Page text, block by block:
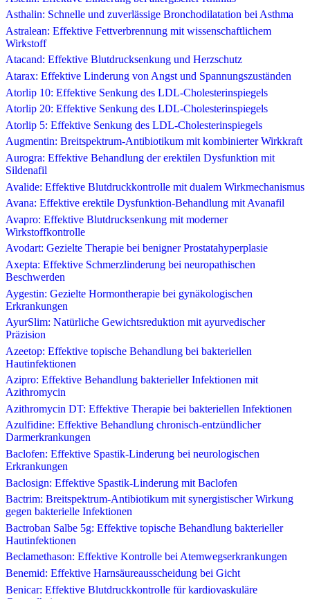
Asthalin: Schnelle und zuverlässige Bronchodilatation bei Asthma
Astralean: Effektive Fettverbrennung mit wissenschaftlichem
Wirkstoff
Atacand: Effektive Blutdrucksenkung und Herzschutz
Atarax: Effektive Linderung von Angst und Spannungszuständen
Atorlip 10: Effektive Senkung des LDL-Cholesterinspiegels
Atorlip 20: Effektive Senkung des LDL-Cholesterinspiegels
Atorlip 5: Effektive Senkung des LDL-Cholesterinspiegels
Augmentin: Breitspektrum-Antibiotikum mit kombinierter Wirkkraft
Aurogra: Effektive Behandlung der erektilen Dysfunktion mit
Sildenafil
Avalide: Effektive Blutdruckkontrolle mit dualem Wirkmechanismus
Avana: Effektive erektile Dysfunktion-Behandlung mit Avanafil
Avapro: Effektive Blutdrucksenkung mit moderner
Wirkstoffkontrolle
Avodart: Gezielte Therapie bei benigner Prostatahyperplasie
Axepta: Effektive Schmerzlinderung bei neuropathischen
Beschwerden
Aygestin: Gezielte Hormontherapie bei gynäkologischen
Erkrankungen
AyurSlim: Natürliche Gewichtsreduktion mit ayurvedischer
Präzision
Azeetop: Effektive topische Behandlung bei bakteriellen
Hautinfektionen
Azipro: Effektive Behandlung bakterieller Infektionen mit
Azithromycin
Azithromycin DT: Effektive Therapie bei bakteriellen Infektionen
Azulfidine: Effektive Behandlung chronisch-entzündlicher
Darmerkrankungen
Baclofen: Effektive Spastik-Linderung bei neurologischen
Erkrankungen
Baclosign: Effektive Spastik-Linderung mit Baclofen
Bactrim: Breitspektrum-Antibiotikum mit synergistischer Wirkung
gegen bakterielle Infektionen
Bactroban Salbe 5g: Effektive topische Behandlung bakterieller
Hautinfektionen
Beclamethason: Effektive Kontrolle bei Atemwegserkrankungen
Benemid: Effektive Harnsäureausscheidung bei Gicht
Benicar: Effektive Blutdruckkontrolle für kardiovaskuläre